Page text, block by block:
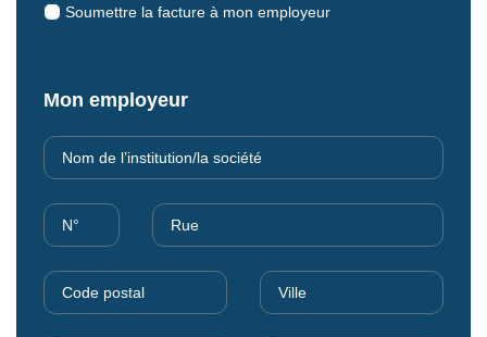
Soumettre la facture à mon employeur
Mon employeur